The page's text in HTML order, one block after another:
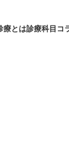
療とは診療科目 コ